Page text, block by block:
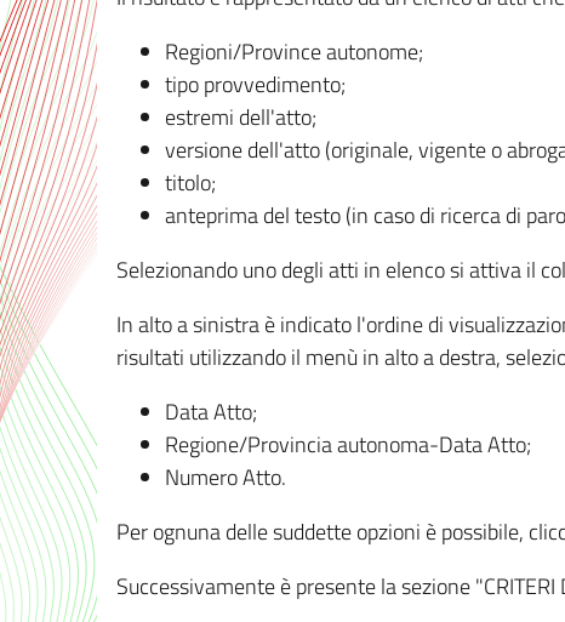
Regioni/Province autonome;
tipo provvedimento;
estremi dell'atto;
versione dell'atto (originale, vigente o
titolo;
anteprima del testo (in caso di ricerca di
Selezionando uno degli atti in elenco si attiva il
In alto a sinistra è indicato l'ordine di
risultati utilizzando il menù in alto a destra,
Data Atto;
Regione/Provincia autonoma-Data Atto;
Numero Atto.
Per ognuna delle suddette opzioni è possibile,
Successivamente è presente la sezione